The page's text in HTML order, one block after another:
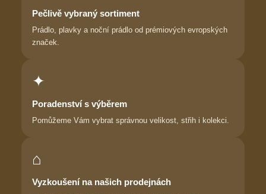
Pečlivě vybraný sortiment
Prádlo, plavky a noční prádlo od prémiových evropských
značek.
✦
Poradenství s výběrem
Pomůžeme Vám vybrat správnou velikost, střih i kolekci.
⌂
Vyzkoušení na našich prodejnách